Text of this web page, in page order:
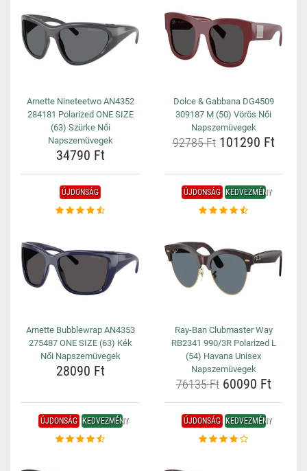
Arnette Nineteetwo AN4352
284181 Polarized ONE SIZE
(63) Szürke Női
Napszemüvegek
34790 Ft
Dolce & Gabbana DG4509
309187 M (50) Vörös Női
Napszemüvegek
92785 Ft101290 Ft
ÚJDONSÁG
Arnette Bubblewrap AN4353
275487 ONE SIZE (63) Kék
Női Napszemüvegek
28090 Ft
ÚJDONSÁG KEDVEZMÉNY
Ray-Ban Clubmaster Way
RB2341 990/3R Polarized L
(54) Havana Unisex
Napszemüvegek
76135 Ft60090 Ft
ÚJDONSÁG KEDVEZMÉNY ÚJDONSÁG KEDVEZMÉNY